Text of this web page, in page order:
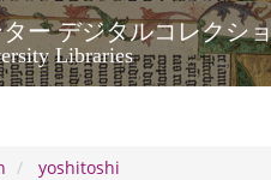
ー デジタルコレクシ
Libraries
yoshitoshi